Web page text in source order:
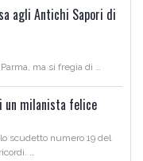
agli Antichi Sapori di
ma si fregia di …
un milanista felice
scudetto numero 19 del
…